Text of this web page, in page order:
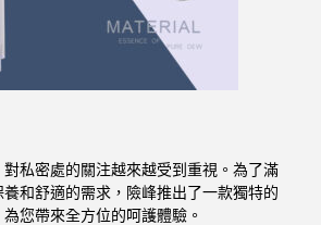
私密處的關注越來越受到重視。為了滿
和舒適的需求，險峰推出了一款獨特的
您帶來全方位的呵護體驗。